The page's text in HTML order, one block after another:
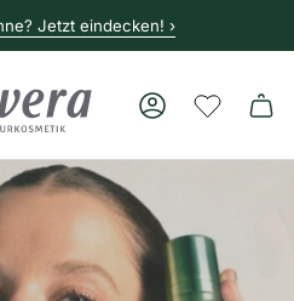
Jetzt eindecken! ›
Konto